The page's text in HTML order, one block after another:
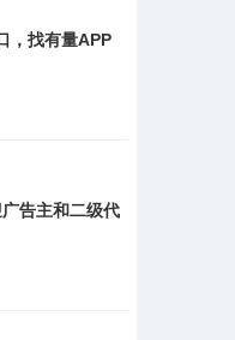
，找有量APP
告主和二级代